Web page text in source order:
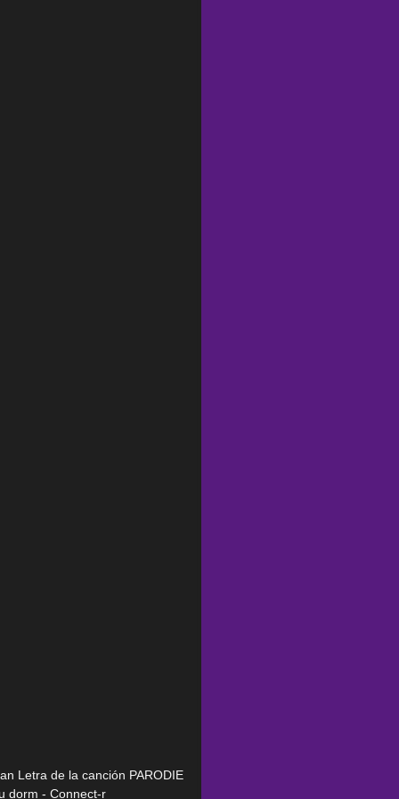
Letra de la canción PARODIE
dorm - Connect-r